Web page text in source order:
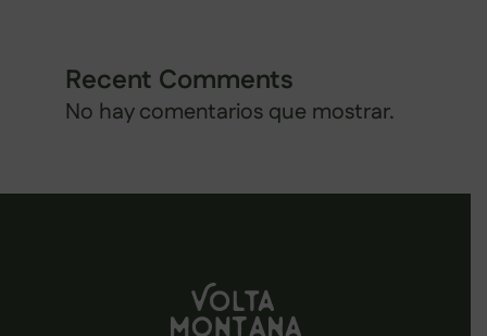
Recent Comments
No hay comentarios que mostrar.